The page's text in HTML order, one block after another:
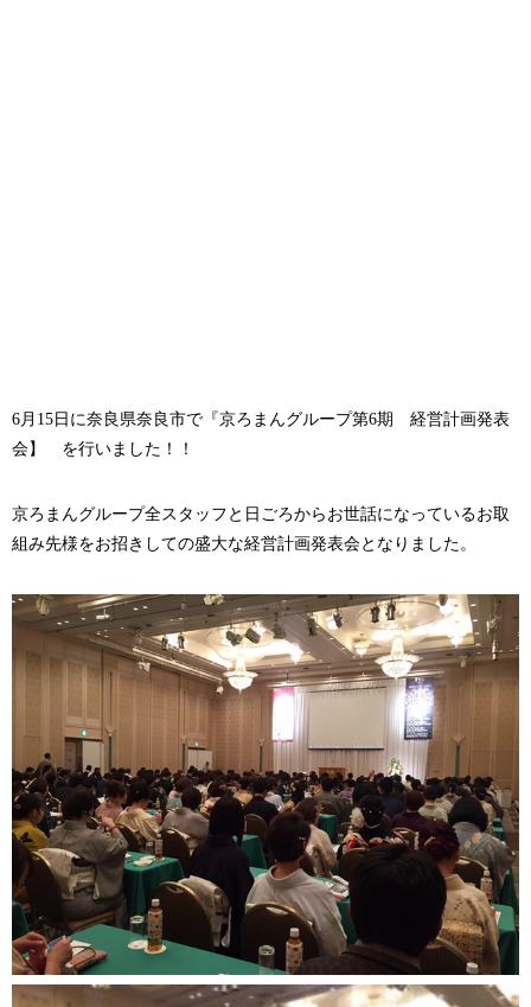
6月15日に奈良県奈良市で『京ろまんグループ第6期 経営計画発表
会】 を行いました！！
京ろまんグループ全スタッフと日ごろからお世話になっているお取
組み先様をお招きしての盛大な経営計画発表会となりました。